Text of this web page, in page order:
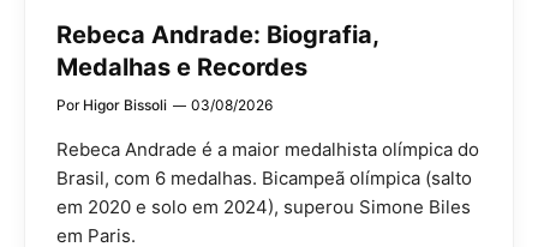
Rebeca Andrade: Biografia,
Medalhas e Recordes
Por Higor Bissoli 03/08/2026
Rebeca Andrade é a maior medalhista olímpica do
Brasil, com 6 medalhas. Bicampeã olímpica (salto
em 2020 e solo em 2024), superou Simone Biles
em Paris.